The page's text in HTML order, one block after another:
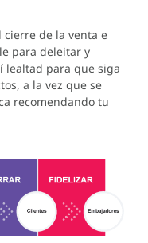
cierre de la venta e
para deleitar y
lealtad para que siga
a la vez que se
recomendando tu